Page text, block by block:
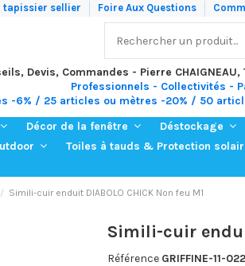
tapissier sellier Foire Aux Questions
Devis, Commandes - Pierre
Professionnels - Collectivités -
-6% / 25 articles ou mètres -20% / 50
Décor de la fenêtre Déstockage
Toiles à tauds & Protection
Simili-cuir enduit DIABOLO CHICK Non feu M1
Simili-cuir
Référence GRIFFINE-11-